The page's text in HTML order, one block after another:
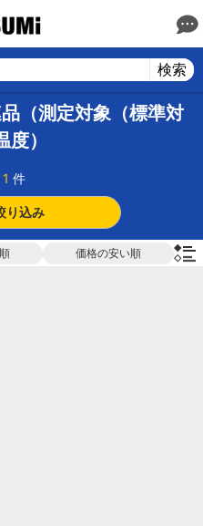
検索
（測定対象（標準対
度）
1 件
り込み
価格の安い順